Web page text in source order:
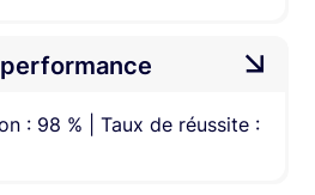
: 98 % | Taux de réussite :